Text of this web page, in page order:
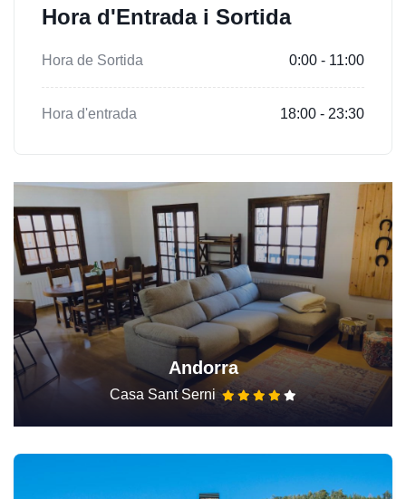
Hora d'Entrada i Sortida
Hora de Sortida 0:00 - 11:00
Hora d'entrada 18:00 - 23:30
Andorra
Casa Sant Serni